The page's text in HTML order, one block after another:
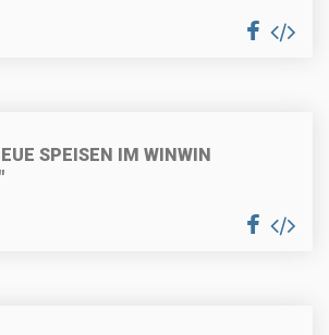
SPEISEN IM WINWIN